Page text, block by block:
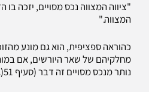
"ציווה המצווה נכס מסויים, יזכה
המצווה."
כהוראה ספציפית, הוא גם מונע
מחלקיהם של שאר היורשים, אם
נותר מנכס מסויים זה דבר (סעיף 51(ג) לחוק).